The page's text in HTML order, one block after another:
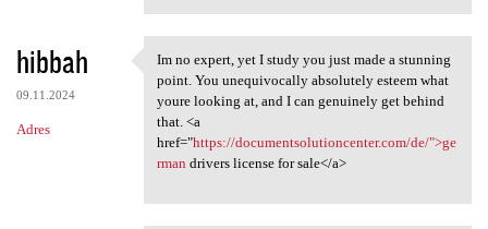
hibbah
09.11.2024
Adres
Im no expert, yet I study you
Im no expert, yet I study you just made a stunning
point. You unequivocally absolutely esteem what
youre looking at, and I can genuinely get behind
that. <a
href="https://documentsolutioncenter.com/de/">ge
rman drivers license for sale</a>